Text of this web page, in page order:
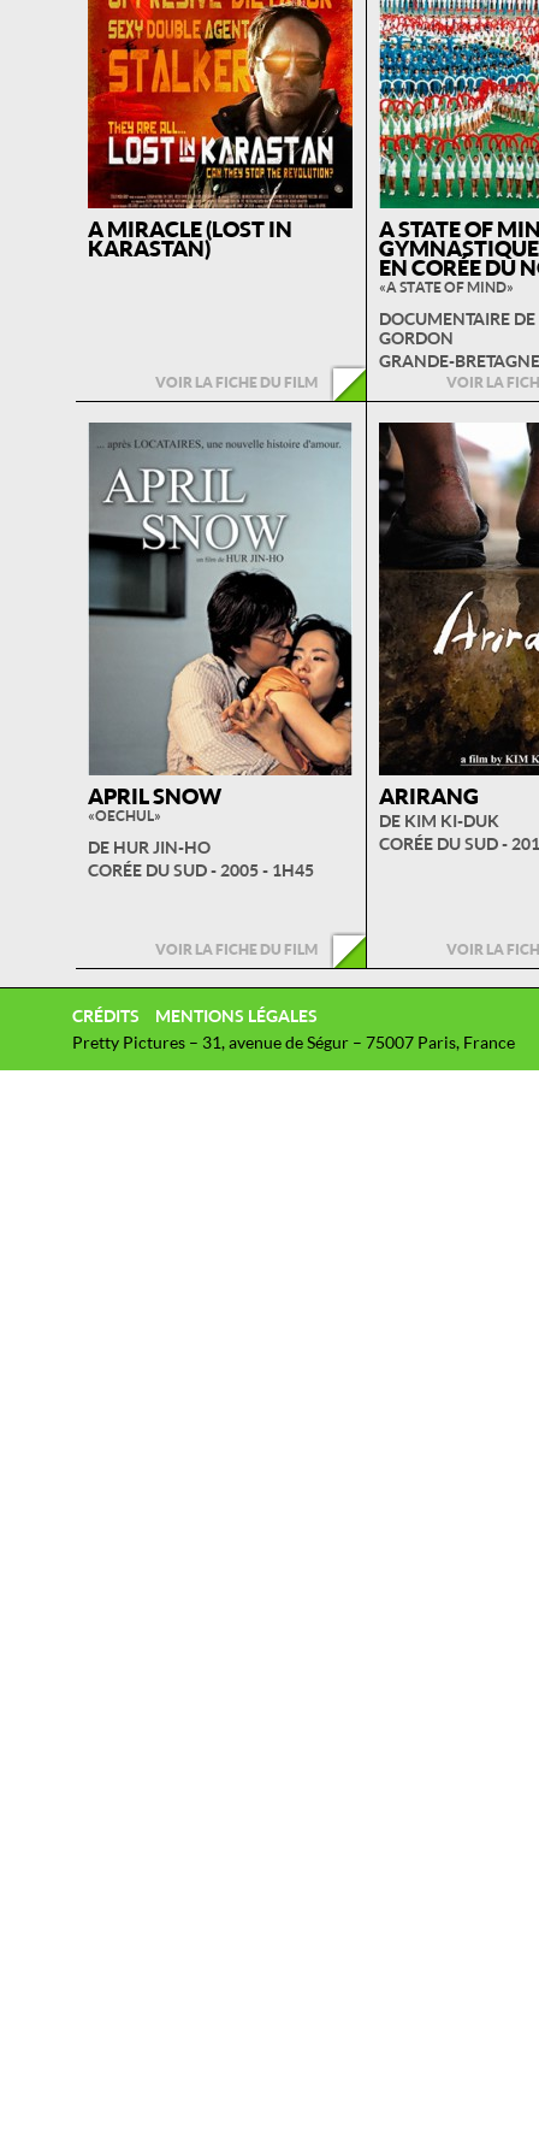
A MIRACLE (LOST IN
KARASTAN)
VOIR LA FICHE DU FILM
A STATE OF
EN CORÉE DU
« A STATE OF MIND »
DOCUMENTAIRE
GORDON
GRANDE-
VOIR LA
APRIL SNOW
« OECHUL »
DE HUR JIN-HO
CORÉE DU SUD - 2005 - 1H45
VOIR LA FICHE DU FILM
ARIRANG
DE KIM KI-DUK
CORÉE DU SUD -
VOIR LA
CRÉDITS
MENTIONS LÉGALES
Pretty Pictures – 31, avenue de Ségur – 75007 Paris, France